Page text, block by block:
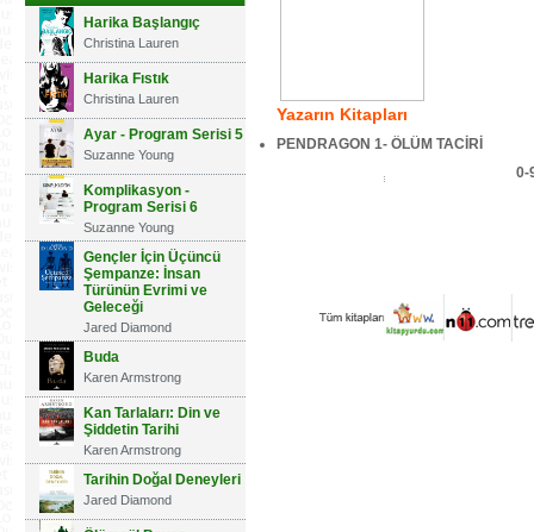
Harika Başlangıç
Christina Lauren
Harika Fıstık
Christina Lauren
Ayar - Program Serisi 5
Suzanne Young
Komplikasyon -
Program Serisi 6
Suzanne Young
Gençler İçin Üçüncü
Şempanze: İnsan
Türünün Evrimi ve
Geleceği
Jared Diamond
Buda
Karen Armstrong
Kan Tarlaları: Din ve
Şiddetin Tarihi
Karen Armstrong
Tarihin Doğal Deneyleri
Jared Diamond
Yazarın Kitapları
PENDRAGON 1- ÖLÜM TACİRİ
0-